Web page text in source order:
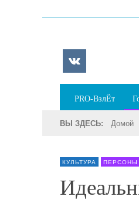
PRO-ВзлЁт
ВЫ ЗДЕСЬ: Домой
КУЛЬТУРА ПЕРСОНЫ